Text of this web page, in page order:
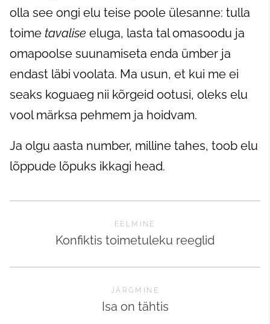
olla see ongi elu teise poole ülesanne: tulla
toime tavalise eluga, lasta tal omasoodu ja
omapoolse suunamiseta enda ümber ja
endast läbi voolata. Ma usun, et kui me ei
seaks koguaeg nii kõrgeid ootusi, oleks elu
vool märksa pehmem ja hoidvam.
Ja olgu aasta number, milline tahes, toob elu
lõppude lõpuks ikkagi head.
EELMINE
Konfiktis toimetuleku reeglid
JÄRGMINE
Isa on tähtis